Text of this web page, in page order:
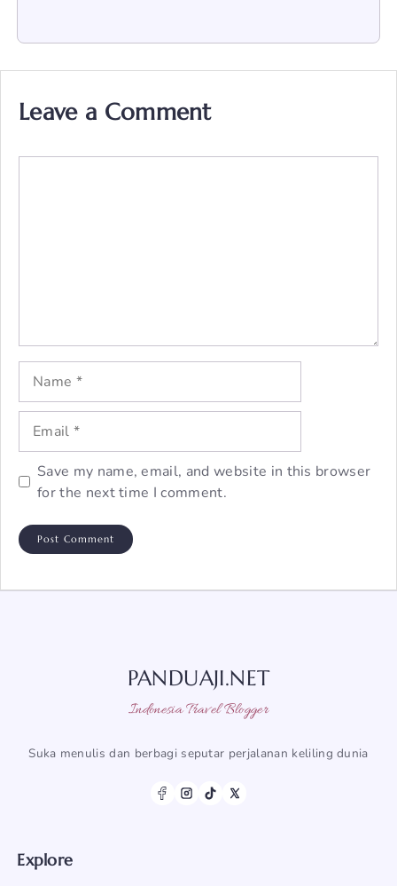
Leave a Comment
Name
Email
Save my name, email, and website in this browser
for the next time I comment.
PANDUAJI.NET
Indonesia Travel Blogger
Suka menulis dan berbagi seputar perjalanan keliling dunia
Explore